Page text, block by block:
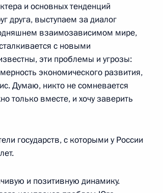
пенсионеров»
и основных тенденций
друга, выступаем за диалог
взаимозависимом мире,
с новыми
эти проблемы и угрозы:
экономического развития,
Думаю, никто не сомневается
только вместе, и хочу заверить
государств, с которыми у России
и позитивную динамику.